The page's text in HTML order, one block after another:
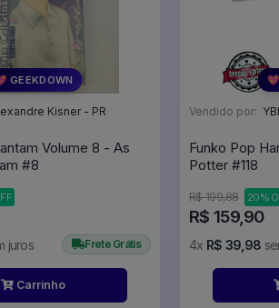
GEEKDOWN
Kisner - PR
Volume 8 - As
Estrelas Cantam #8
juros Frete Grátis
Carrinho
Vendido por:
Funko Pop
Potter #118
R$ 199,88 20%
R$ 159,90
4x R$ 39,98